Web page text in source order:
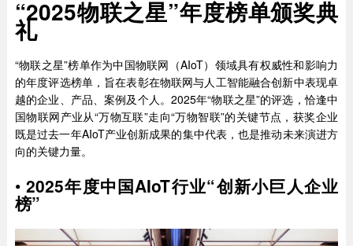
“2025物联之星”年度榜单颁奖典
礼
“物联之星”榜单作为中国物联网（AIoT）领域具有权威性和影响力
的年度评选榜单，旨在表彰在物联网与人工智能融合创新中表现卓
越的企业、产品、案例及个人。2025年“物联之星”的评选，恰逢中
国物联网产业从“万物互联”走向“万物智联”的关键节点，获奖企业
既是过去一年AIoT产业创新成果的集中代表，也是推动未来演进方
向的关键力量。
•2025年度中国AIoT行业“创新小巨人企业
榜”